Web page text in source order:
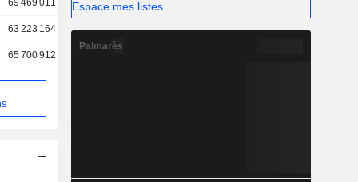
69 469 011
63 223 164
65 700 912
Espace mes listes
Palmarès